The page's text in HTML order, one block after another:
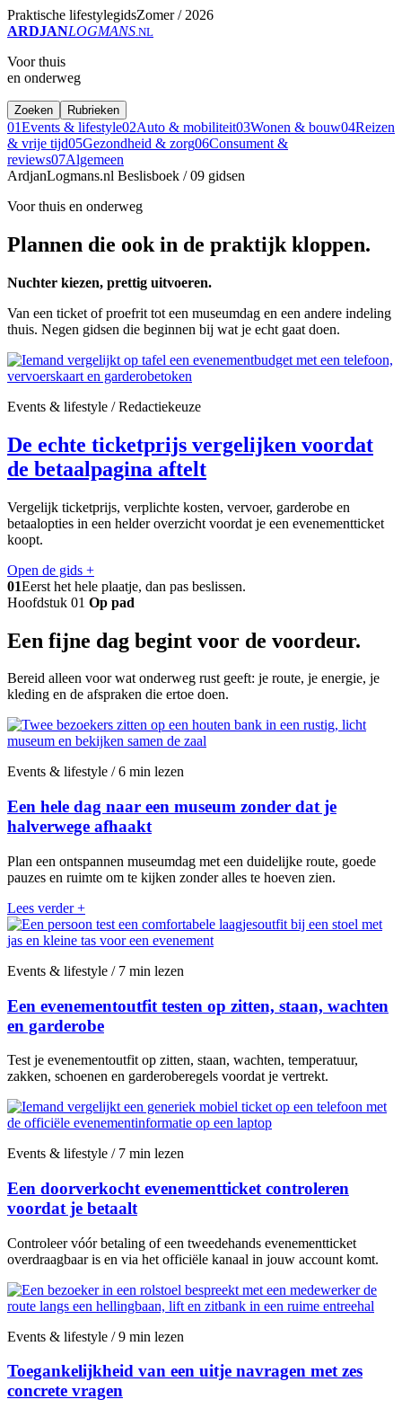
Praktische lifestylegidsZomer / 2026
ARDJANLOGMANS.NL
Voor thuis
en onderweg
Zoeken Rubrieken
01Events & lifestyle02Auto & mobiliteit03Wonen & bouw04Reizen
& vrije tijd05Gezondheid & zorg06Consument &
reviews07Algemeen
ArdjanLogmans.nl Beslisboek / 09 gidsen
Voor thuis en onderweg
Plannen die ook in de praktijk kloppen.
Nuchter kiezen, prettig uitvoeren.
Van een ticket of proefrit tot een museumdag en een andere indeling
thuis. Negen gidsen die beginnen bij wat je echt gaat doen.
Events & lifestyle / Redactiekeuze
De echte ticketprijs vergelijken voordat
de betaalpagina aftelt
Vergelijk ticketprijs, verplichte kosten, vervoer, garderobe en
betaalopties in een helder overzicht voordat je een evenementticket
koopt.
Open de gids +
01Eerst het hele plaatje, dan pas beslissen.
Hoofdstuk 01 Op pad
Een fijne dag begint voor de voordeur.
Bereid alleen voor wat onderweg rust geeft: je route, je energie, je
kleding en de afspraken die ertoe doen.
Events & lifestyle / 6 min lezen
Een hele dag naar een museum zonder dat je
halverwege afhaakt
Plan een ontspannen museumdag met een duidelijke route, goede
pauzes en ruimte om te kijken zonder alles te hoeven zien.
Lees verder+
Events & lifestyle / 7 min lezen
Een evenementoutfit testen op zitten, staan, wachten
en garderobe
Test je evenementoutfit op zitten, staan, wachten, temperatuur,
zakken, schoenen en garderoberegels voordat je vertrekt.
Events & lifestyle / 7 min lezen
Een doorverkocht evenementticket controleren
voordat je betaalt
Controleer vóór betaling of een tweedehands evenementticket
overdraagbaar is en via het officiële kanaal in jouw account komt.
Events & lifestyle / 9 min lezen
Toegankelijkheid van een uitje navragen met zes
concrete vragen